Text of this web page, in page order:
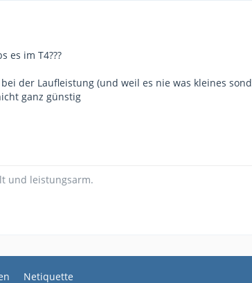
es im T4???
der Laufleistung (und weil es nie was kleines
ganz günstig
und leistungsarm.
Netiquette